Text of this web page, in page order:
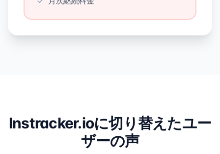
Instracker.ioに切り替えたユー
ザーの声